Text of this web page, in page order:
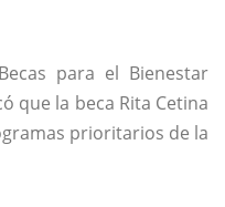
para el Bienestar
que la beca Rita Cetina
prioritarios de la